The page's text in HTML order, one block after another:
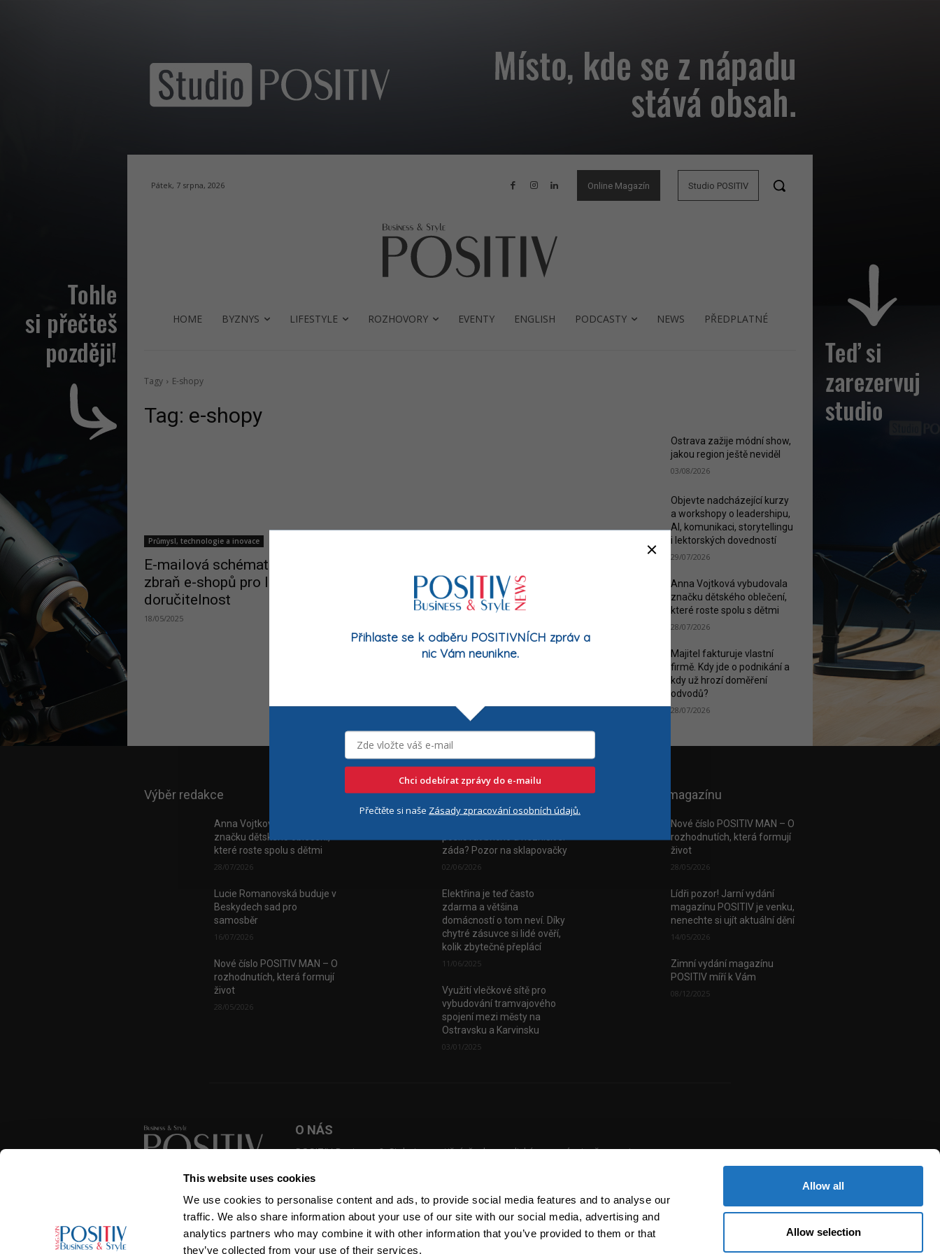
This website uses cookies
We use cookies to personalise content and ads, to provide social media features and to analyse our
traffic. We also share information about your use of our site with our social media, advertising and
analytics partners who may combine it with other information that you’ve provided to them or that
they’ve collected from your use of their services.
Allow all
Allow selection
Pátek, 7 srpna, 2026 Online Magazín Studio POSITIV
HOME BYZNYS LIFESTYLE ROZHOVORY EVENTY ENGLISH PODCASTY NEWS PŘEDPLATNÉ
Tagy E-shopy
Tag: e-shopy
Průmysl, technologie a inovace
E-mailová schémata: Tajná
zbraň e-shopů pro lepší
doručitelnost
18/05/2025
Ostrava zažije módní show,
jakou region ještě neviděl
03/08/2026
Objevte nadcházející kurzy
a workshopy o leadershipu,
AI, komunikaci, storytellingu
i lektorských dovedností
29/07/2026
Anna Vojtková vybudovala
značku dětského oblečení,
které roste spolu s dětmi
28/07/2026
Majitel fakturuje vlastní
firmě. Kdy jde o podnikání a
kdy už hrozí doměření
odvodů?
28/07/2026
Výběr redakce
Anna Vojtková vybudovala
značku dětského oblečení,
které roste spolu s dětmi
28/07/2026
Lucie Romanovská buduje v
Beskydech sad pro
samosběr
16/07/2026
Nové číslo POSITIV MAN – O
rozhodnutích, která formují
život
28/05/2026
Nejčtenější
záda? Pozor na sklapovačky
02/06/2026
Elektřina je teď často
zdarma a většina
domácností o tom neví. Díky
chytré zásuvce si lidé ověří,
kolik zbytečně přeplácí
11/06/2025
Využití vlečkové sítě pro
vybudování tramvajového
spojení mezi městy na
Ostravsku a Karvinsku
03/01/2025
Číst e-verzi magazínu
Nové číslo POSITIV MAN – O
rozhodnutích, která formují
život
28/05/2026
Lídři pozor! Jarní vydání
magazínu POSITIV je venku,
nenechte si ujít aktuální dění
14/05/2026
Zimní vydání magazínu
POSITIV míří k Vám
08/12/2025
SLEDUJTE NÁS
O NÁS
POSITIV Business & Style je prestižní, česko-anglický magazín, jenž mapuje
překážky a vybudovali úspěšné firmy. Pustil se úspěšně do online prostředí,
rozesílky newsletterů, pořádání eventů a natáčení Voices of Industry.
Přihlaste se k odběru POSITIVNÍCH zpráv a
nic Vám neunikne.
Chci odebírat zprávy do e-mailu
Přečtěte si naše Zásady zpracování osobních údajů.